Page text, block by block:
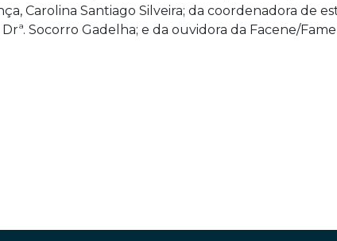
Carolina Santiago Silveira; da coordenadora de
Socorro Gadelha; e da ouvidora da Facene/